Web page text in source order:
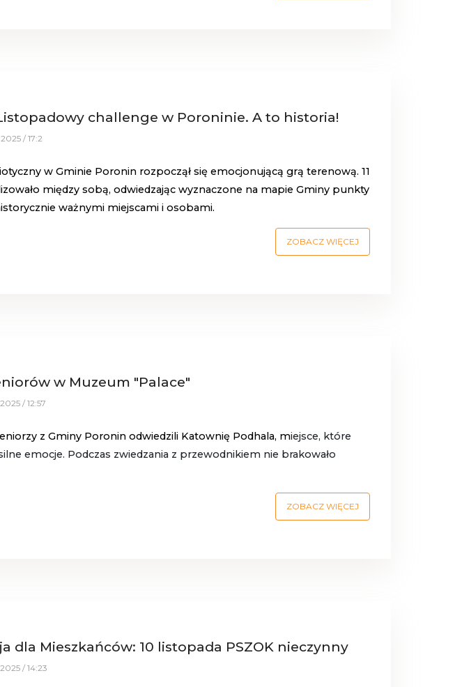
challenge w Poroninie. A to historia!
/ 17:2
w Gminie Poronin rozpoczął się emocjonującą grą terenową. 11
między sobą, odwiedzając wyznaczone na mapie Gminy punkty
ważnymi miejscami i osobami.
ZOBACZ WIĘCEJ
w Muzeum "Palace"
/ 12:57
z Gminy Poronin odwiedzili Katownię Podhala, miejsce, które
emocje. Podczas zwiedzania z przewodnikiem nie brakowało
ZOBACZ WIĘCEJ
dla Mieszkańców: 10 listopada PSZOK nieczynny
/ 14:23